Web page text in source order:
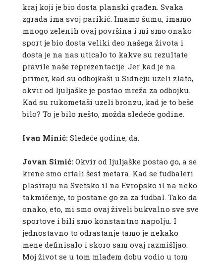
kraj koji je bio dosta planski građen. Svaka
zgrada ima svoj parikić. Imamo šumu, imamo
mnogo zelenih ovaj površina i mi smo onako
sport je bio dosta veliki deo našega života i
dosta je na nas uticalo to kakve su rezultate
pravile naše reprezentacije. Jer kad je na
primer, kad su odbojkaši u Sidneju uzeli zlato,
okvir od ljuljaške je postao mreža za odbojku.
Kad su rukometaši uzeli bronzu, kad je to beše
bilo? To je bilo nešto, možda sledeće godine.
Ivan Minić:Sledeće godine, da.
Jovan Simić:Okvir od ljuljaške postao go, a se
krene smo crtali šest metara. Kad se fudbaleri
plasiraju na Svetsko il na Evropsko il na neko
takmičenje, to postane go za za fudbal. Tako da
onako, eto, mi smo ovaj živeli bukvalno sve sve
sportove i bili smo konstantno napolju. I
jednostavno to odrastanje tamo je nekako
mene definisalo i skoro sam ovaj razmišljao.
Moj život se u tom mlađem dobu vodio u tom